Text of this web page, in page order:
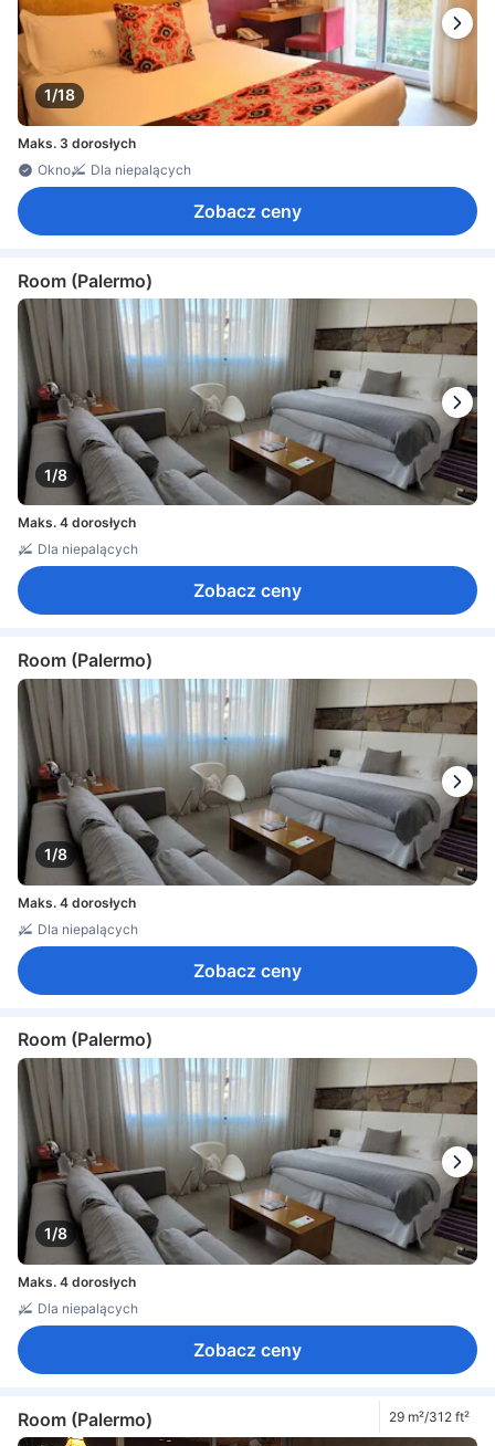
1/18
Maks. 3 dorosłych
Okno
Dla niepalących
Zobacz ceny
Room (Palermo)
1/8
Maks. 4 dorosłych
Dla niepalących
Zobacz ceny
Room (Palermo)
1/8
Maks. 4 dorosłych
Dla niepalących
Zobacz ceny
Room (Palermo)
1/8
Maks. 4 dorosłych
Dla niepalących
Zobacz ceny
Room (Palermo) 29 m²/312 ft²